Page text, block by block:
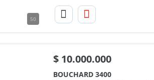
50
$10.000.000
BOUCHARD 3400